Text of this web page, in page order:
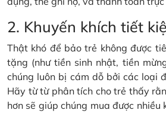
2. Khuyến khích tiết
Thật khó để bảo trẻ không được
tặng (như tiền sinh nhật, tiền
chúng luôn bị cám dỗ bởi các loại
Hãy từ từ phân tích cho trẻ thấy
hơn sẽ giúp chúng mua được nhiều